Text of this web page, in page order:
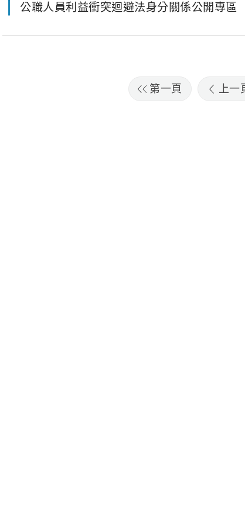
公職人員利益衝突迴避法身分關係公開專區
第一頁 上一